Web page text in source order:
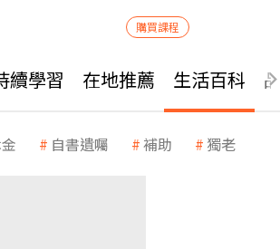
購買課程
續學習 在地推薦 生活百科
自書遺囑 補助 獨老